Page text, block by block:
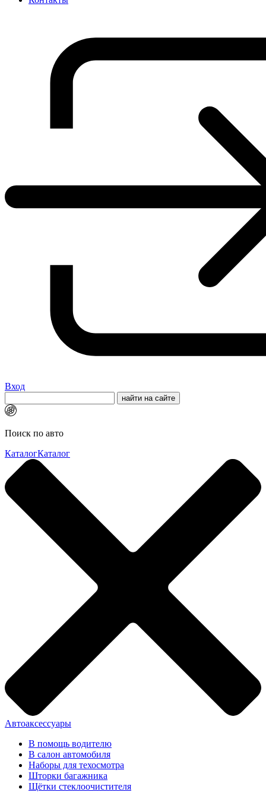
Вход
Поиск по авто
КаталогКаталог
Автоаксессуары
В помощь водителю
В салон автомобиля
Наборы для техосмотра
Шторки багажника
Щётки стеклоочистителя